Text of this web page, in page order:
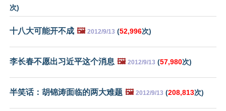
次)
十八大可能开不成 🖼️ 2012/9/13 (52,996次)
李长春不愿出习近平这个消息 🖼️ 2012/9/13 (57,980次)
半笑话：胡锦涛面临的两大难题 🖼️ 2012/9/13 (208,813次)